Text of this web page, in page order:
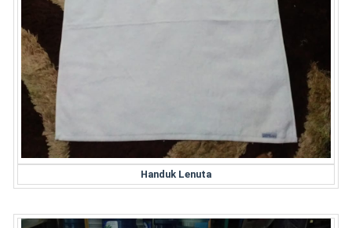
Handuk Lenuta